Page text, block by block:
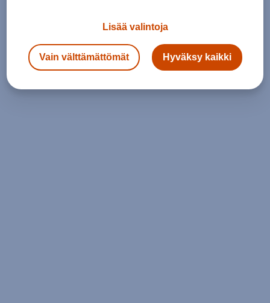
Lisää valintoja
Vain välttämättömät Hyväksy kaikki